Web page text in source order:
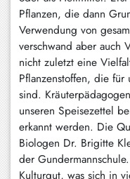
Pflanzen, die dann
Verwendung von
verschwand aber auch
nicht zuletzt eine
Pflanzenstoffen, die
sind.
unseren Speisezettel
erkannt werden. Die
Biologen Dr. Brigitte
der
Kulturgut, was sich in